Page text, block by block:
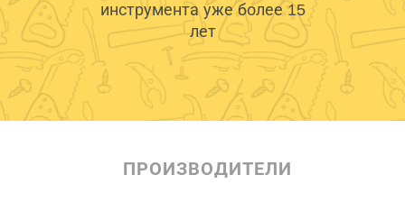
инструмента уже более 15
лет
ПРОИЗВОДИТЕЛИ